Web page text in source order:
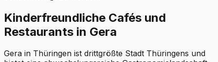
Kinderfreundliche Cafés und
Restaurants in Gera
Gera in Thüringen ist drittgrößte Stadt Thüringens und